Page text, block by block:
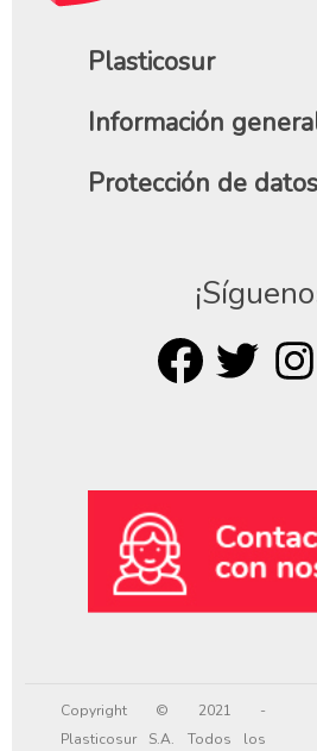
Plasticosur
Información
Protección de datos
Copyright © 2021 -
Plasticosur S.A. Todos los